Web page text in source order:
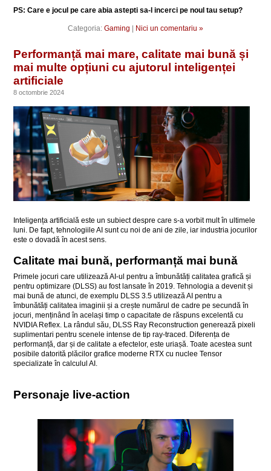
PS: Care e jocul pe care abia astepti sa-l incerci pe noul tau setup?
Categoria: Gaming Nici un comentariu »
Performanță mai mare, calitate mai bună și
mai multe opțiuni cu ajutorul inteligenței
artificiale
8 octombrie 2024
Inteligența artificială este un subiect despre care s-a vorbit mult în ultimele
luni. De fapt, tehnologiile AI sunt cu noi de ani de zile, iar industria jocurilor
este o dovadă în acest sens.
Calitate mai bună, performanță mai bună
Primele jocuri care utilizează AI-ul pentru a îmbunătăți calitatea grafică și
pentru optimizare (DLSS) au fost lansate în 2019. Tehnologia a devenit și
mai bună de atunci, de exemplu DLSS 3.5 utilizează AI pentru a
îmbunătăți calitatea imaginii și a crește numărul de cadre pe secundă în
jocuri, menținând în același timp o capacitate de răspuns excelentă cu
NVIDIA Reflex. La rândul său, DLSS Ray Reconstruction generează pixeli
suplimentari pentru scenele intense de tip ray-traced. Diferența de
performanță, dar și de calitate a efectelor, este uriașă. Toate acestea sunt
posibile datorită plăcilor grafice moderne RTX cu nuclee Tensor
specializate în calculul AI.
Personaje live-action